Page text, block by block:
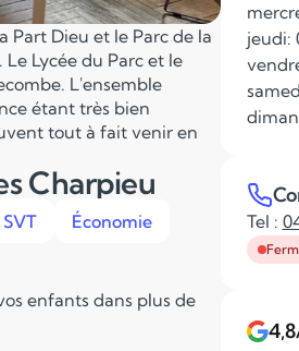
Part Dieu et le Parc de la
Lycée du Parc et le
L'ensemble
étant très bien
tout à fait venir en
Charpieu
SVT Économie
enfants dans plus de
jeudi:
Tel :